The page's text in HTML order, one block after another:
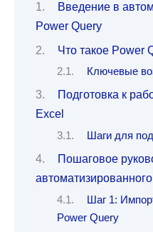
Введение в
Power Query
Что такое Power
Ключевые
Подготовка к
Excel
Шаги для
Пошаговое
автоматизированного
Шаг 1:
Power Query